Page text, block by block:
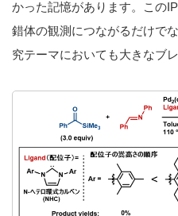
かった記憶があります。この
錯体の観測につながるだけで
究テーマにおいても大きなブ